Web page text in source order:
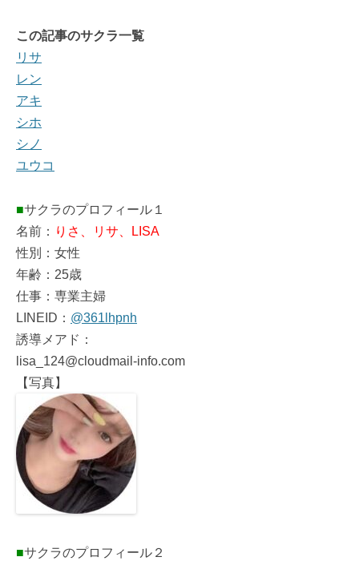
この記事のサクラ一覧
リサ
レン
アキ
シホ
シノ
ユウコ
■サクラのプロフィール１
名前： りさ、リサ、LISA
性別：女性
年齢：25歳
仕事：専業主婦
LINEID： @361lhpnh
誘導メアド：
lisa_124@cloudmail-info.com
【写真】
■サクラのプロフィール２